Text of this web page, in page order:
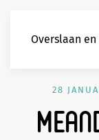
Overslaan
28